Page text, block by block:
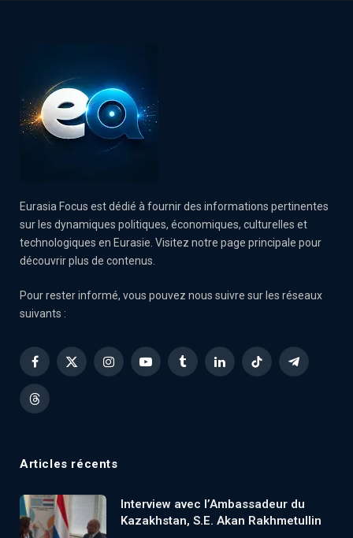
Eurasia Focus est dédié à fournir des informations pertinentes
sur les dynamiques politiques, économiques, culturelles et
technologiques en Eurasie. Visitez notre page principale pour
découvrir plus de contenus.
Pour rester informé, vous pouvez nous suivre sur les réseaux
suivants :
Facebook
X
InstagramYouTubeTumblrLinkedInTikTok Telegram
Threads
Articles récents
Interview avec l’Ambassadeur du
Kazakhstan, S.E. Akan Rakhmetullin